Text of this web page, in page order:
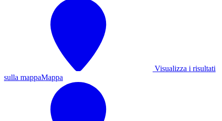
Visualizza i risultati
sulla mappaMappa